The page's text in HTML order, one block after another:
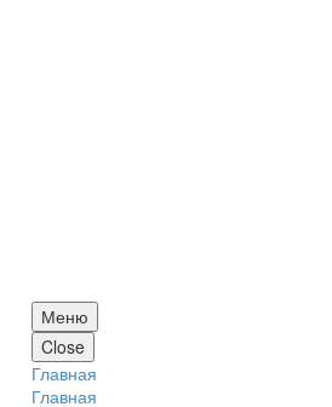
Меню
Close
Главная
Главная